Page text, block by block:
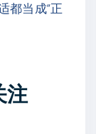
都当成“正
注